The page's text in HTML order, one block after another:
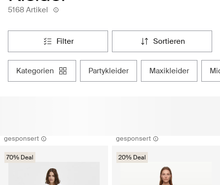
5168 Artikel
filter sortieren
kategorien partykleider maxikleider
gesponsert
70% Deal
gesponsert
20% Deal